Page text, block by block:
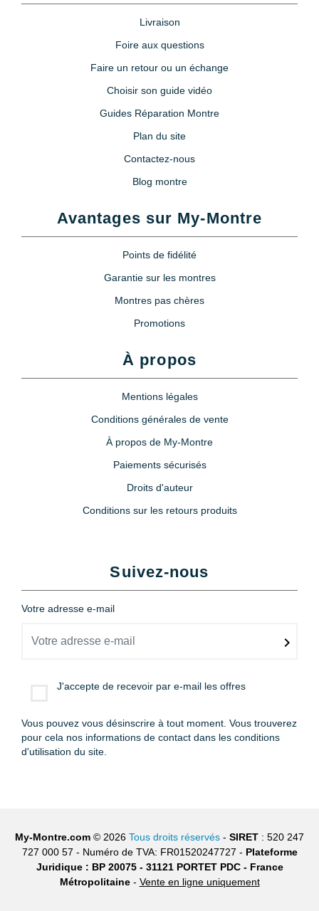
Livraison
Foire aux questions
Faire un retour ou un échange
Choisir son guide vidéo
Guides Réparation Montre
Plan du site
Contactez-nous
Blog montre
Avantages sur My-Montre
Points de fidélité
Garantie sur les montres
Montres pas chères
Promotions
À propos
Mentions légales
Conditions générales de vente
À propos de My-Montre
Paiements sécurisés
Droits d'auteur
Conditions sur les retours produits
Suivez-nous
Votre adresse e-mail
J'accepte de recevoir par e-mail les offres
Vous pouvez vous désinscrire à tout moment. Vous trouverez
pour cela nos informations de contact dans les conditions
d'utilisation du site.
My-Montre.com © 2026 Tous droits réservés - SIRET : 520 247
727 000 57 - Numéro de TVA: FR01520247727 - Plateforme
Juridique : BP 20075 - 31121 PORTET PDC - France
Métropolitaine- Vente en ligne uniquement